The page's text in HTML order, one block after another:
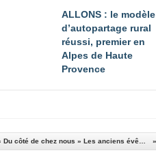
ALLONS : le modèle
d’autopartage rural
réussi, premier en
Alpes de Haute
Provence
CCPV : « Du côté de chez nous » Les anciens évêchés